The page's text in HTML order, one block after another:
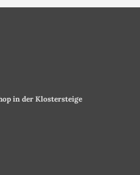
in der Klostersteige